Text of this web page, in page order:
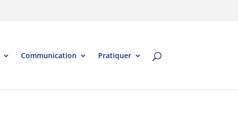
Communication Pratiquer